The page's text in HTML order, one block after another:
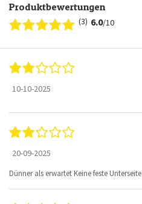
Produktbewertungen
(3) 6.0/10
10-10-2025
20-09-2025
Dünner als erwartet Keine feste Unterseite